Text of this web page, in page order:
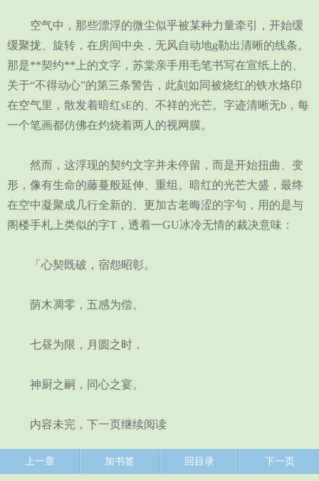
空气中，那些漂浮的微尘似乎被某种力量牵引，开始缓
缓聚拢、旋转，在房间中央，无风自动地g勒出清晰的线条。
那是**契约**上的文字，苏棠亲手用毛笔书写在宣纸上的、
关于“不得动心”的第三条警告，此刻如同被烧红的铁水烙印
在空气里，散发着暗红sE的、不祥的光芒。字迹清晰无b，每
一个笔画都仿佛在灼烧着两人的视网膜。
然而，这浮现的契约文字并未停留，而是开始扭曲、变
形，像有生命的藤蔓般延伸、重组。暗红的光芒大盛，最终
在空中凝聚成几行全新的、更加古老晦涩的字句，用的是与
阁楼手札上类似的字T，透着一GU冰冷无情的裁决意味：
「心契既破，宿怨昭彰。
荫木凋零，五感为偿。
七昼为限，月圆之时，
神厨之嗣，同心之宴。
内容未完，下一页继续阅读
上一章 加书签 回目录 下一页